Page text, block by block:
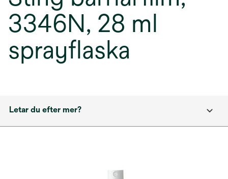
3346N, 28 ml
sprayflaska
Letar du efter mer?